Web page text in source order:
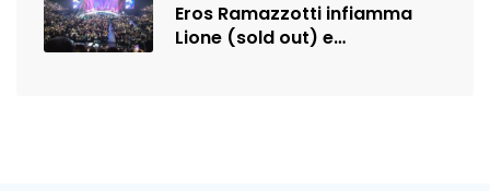
Eros Ramazzotti infiamma
Lione (sold out) e